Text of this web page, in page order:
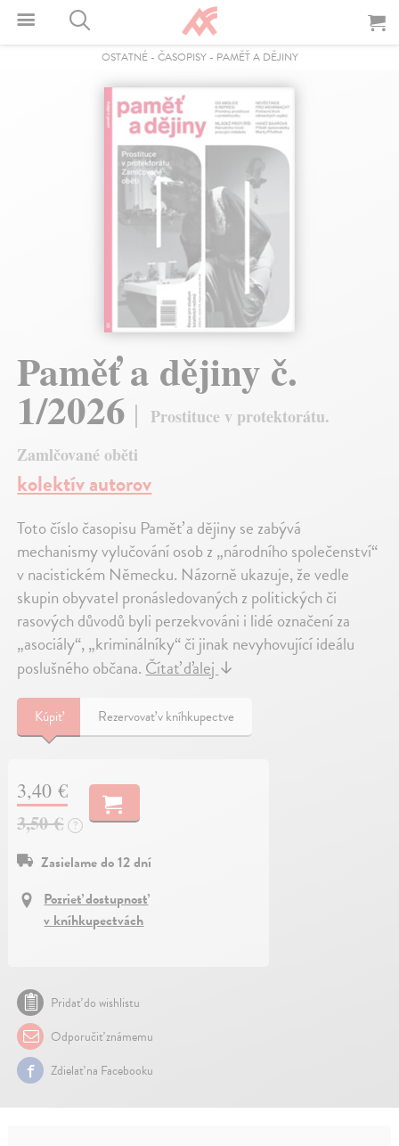
OSTATNÉ- ČASOPISY- PAMĚŤ A DĚJINY
Paměť a dějiny č.
1/2026
Prostituce v protektorátu.
Zamlčované oběti
kolektív autorov
Toto číslo časopisu Paměť a dějiny se zabývá
mechanismy vylučování osob z „národního společenství“
v nacistickém Německu. Názorně ukazuje, že vedle
skupin obyvatel pronásledovaných z politických či
rasových důvodů byli perzekvováni i lidé označení za
„asociály“, „kriminálníky“ či jinak nevyhovující ideálu
poslušného občana. Čítať ďalej ↓
Kúpiť Rezervovať v kníhkupectve
3,40 €
3,50 €
?
Zasielame do 12 dní
Pozrieť dostupnosť
v kníhkupectvách
Pridať do wishlistu
Odporučiť známemu
Zdielať na Facebooku